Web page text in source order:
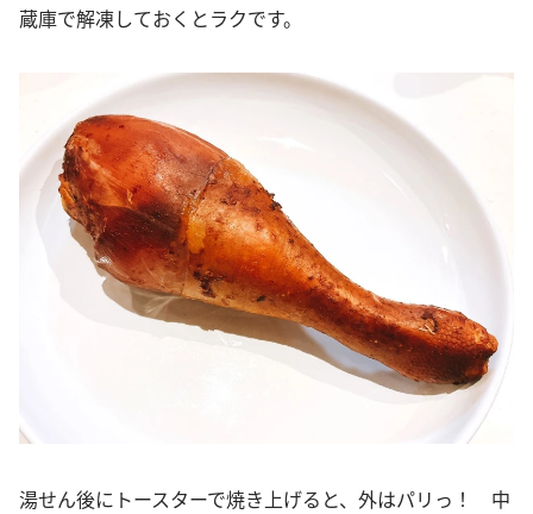
蔵庫で解凍しておくとラクです。
湯せん後にトースターで焼き上げると、外はパリっ！ 中